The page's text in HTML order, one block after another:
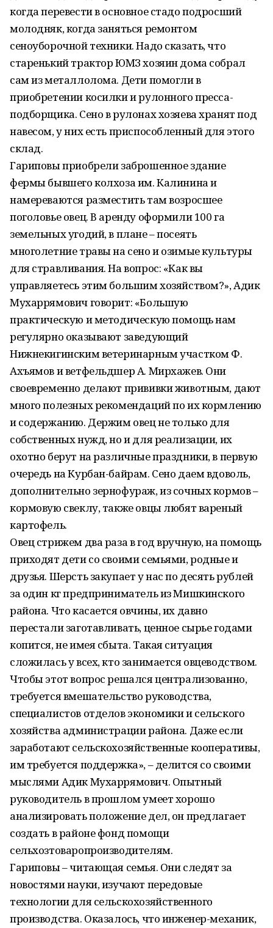
когда перевести в основное стадо подросший
молодняк, когда заняться ремонтом
сеноуборочной техники. Надо сказать, что
старенький трактор ЮМЗ хозяин дома собрал
сам из металлолома. Дети помогли в
приобретении косилки и рулонного пресса-
подборщика. Сено в рулонах хозяева хранят под
навесом, у них есть приспособленный для этого
склад.
Гариповы приобрели заброшенное здание
фермы бывшего колхоза им. Калинина и
намереваются разместить там возросшее
поголовье овец. В аренду оформили 100 га
земельных угодий, в плане – посеять
многолетние травы на сено и озимые культуры
для стравливания. На вопрос: «Как вы
управляетесь этим большим хозяйством?», Адик
Мухаррямович говорит: «Большую
практическую и методическую помощь нам
регулярно оказывают заведующий
Нижнекигинским ветеринарным участком Ф.
Ахъямов и ветфельдшер А. Мирхажев. Они
своевременно делают прививки животным, дают
много полезных рекомендаций по их кормлению
и содержанию. Держим овец не только для
собственных нужд, но и для реализации, их
охотно берут на различные праздники, в первую
очередь на Курбан-байрам. Сено даем вдоволь,
дополнительно зернофураж, из сочных кормов –
кормовую свеклу, также овцы любят вареный
картофель.
Овец стрижем два раза в год вручную, на помощь
приходят дети со своими семьями, родные и
друзья. Шерсть закупает у нас по десять рублей
за один кг предприниматель из Мишкинского
района. Что касается овчины, их давно
перестали заготавливать, ценное сырье годами
копится, не имея сбыта. Такая ситуация
сложилась у всех, кто занимается овцеводством.
Чтобы этот вопрос решался централизованно,
требуется вмешательство руководства,
специалистов отделов экономики и сельского
хозяйства администрации района. Даже если
заработают сельскохозяйственные кооперативы,
им требуется поддержка», – делится со своими
мыслями Адик Мухаррямович. Опытный
руководитель в прошлом умеет хорошо
анализировать положение дел, он предлагает
создать в районе фонд помощи
сельхозтоваропроизводителям.
Гариповы – читающая семья. Они следят за
новостями науки, изучают передовые
технологии для сельскохозяйственного
производства. Оказалось, что инженер-механик,